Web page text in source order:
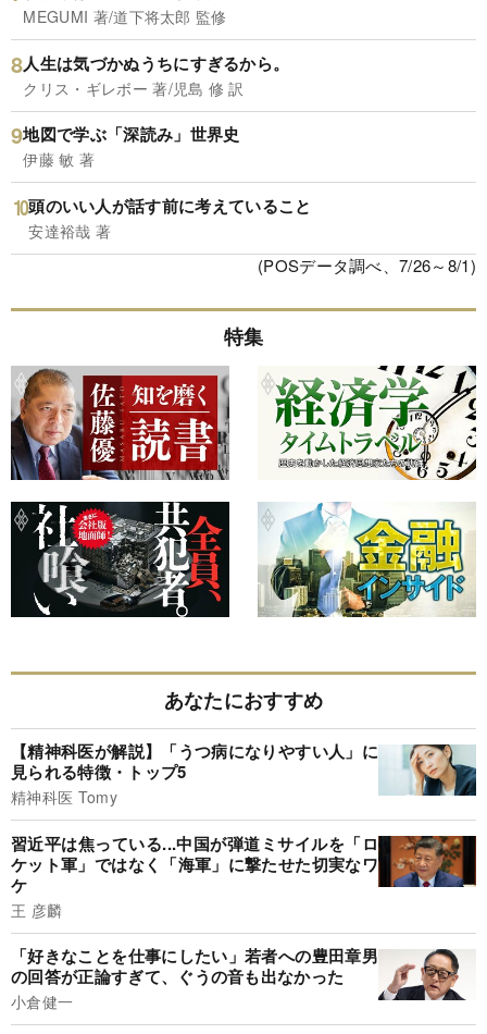
MEGUMI 著/道下将太郎 監修
人生は気づかぬうちにすぎるから。
クリス・ギレボー 著/児島 修 訳
地図で学ぶ「深読み」世界史
伊藤 敏 著
頭のいい人が話す前に考えていること
安達裕哉 著
(POSデータ調べ、7/26～8/1)
特集
あなたにおすすめ
【精神科医が解説】「うつ病になりやすい人」に
見られる特徴・トップ5
精神科医 Tomy
習近平は焦っている...中国が弾道ミサイルを「ロ
ケット軍」ではなく「海軍」に撃たせた切実なワ
ケ
王 彦麟
「好きなことを仕事にしたい」若者への豊田章男
の回答が正論すぎて、ぐうの音も出なかった
小倉健一